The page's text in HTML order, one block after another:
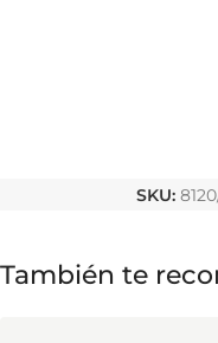
SKU:
También te